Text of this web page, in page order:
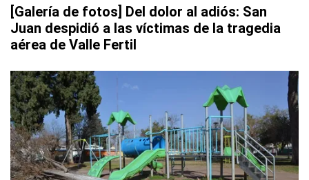
[Galería de fotos] Del dolor al adiós: San
Juan despidió a las víctimas de la tragedia
aérea de Valle Fertil